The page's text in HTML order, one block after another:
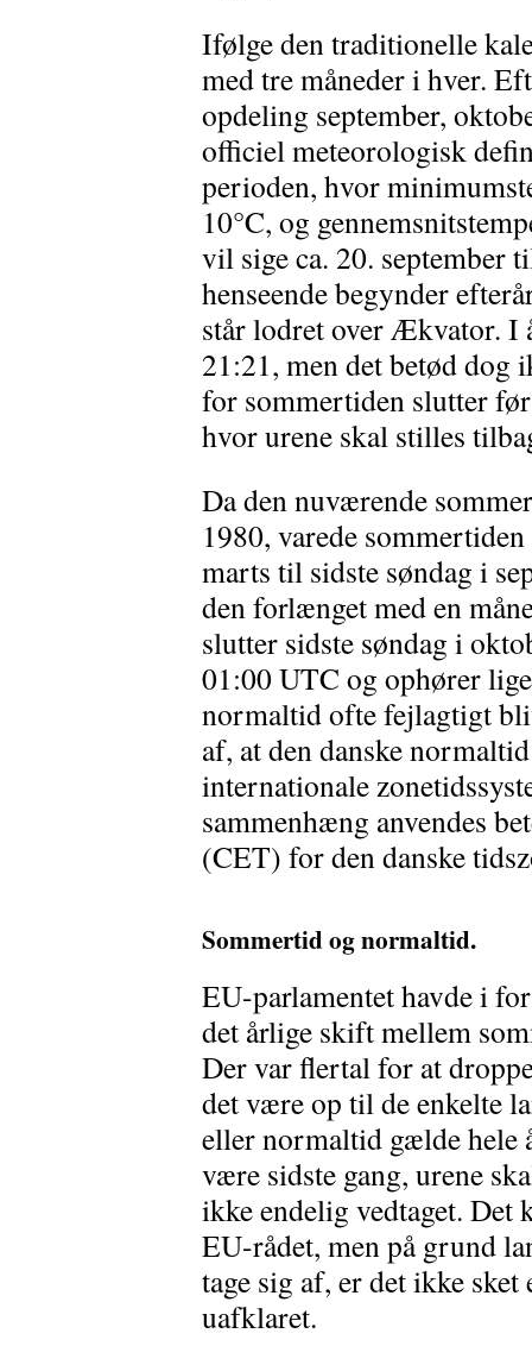
Ifølge den traditionelle
med tre måneder i hver.
opdeling september,
officiel meteorologisk
perioden, hvor
10°C, og
vil sige ca. 20. september
henseende begynder
står lodret over Ækvator. I
21:21, men det betød dog
for sommertiden slutter
hvor urene skal stilles
Da den nuværende
1980, varede
marts til sidste søndag i
den forlænget med en
slutter sidste søndag i
01:00 UTC og ophører
normaltid ofte fejlagtigt
af, at den danske
internationale
sammenhæng anvendes
(CET) for den danske
Sommertid og normaltid.
EU-parlamentet havde i
det årlige skift mellem
Der var flertal for at
det være op til de enkelte
eller normaltid gælde hele
være sidste gang, urene
ikke endelig vedtaget. Det
EU-rådet, men på grund
tage sig af, er det ikke
uafklaret.